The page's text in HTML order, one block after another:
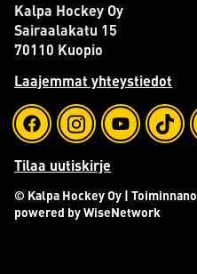
Kalpa Hockey Oy
Sairaalakatu 15
70110 Kuopio
Laajemmat yhteystiedot
Tilaa uutiskirje
© Kalpa Hockey Oy |
powered byWiseNetwork